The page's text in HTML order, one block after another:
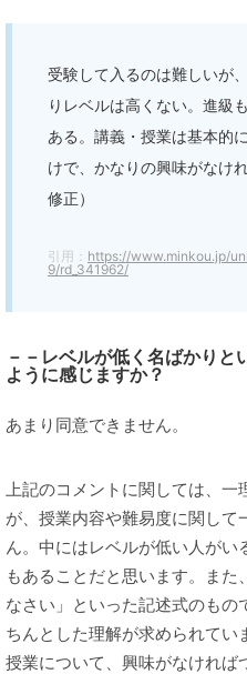
受験して入るのは難しいが
りレベルは高くない。進級
ある。講義・授業は基本的
けで、かなりの興味がなけ
修正）
引用： https://www.minkou.jp/
9/rd_341962/
－－レベルが低く名ばかり
ように感じますか？
あまり同意できません。
上記のコメントに関しては、一
が、授業内容や難易度に関し
ん。中にはレベルが低い人が
もあることだと思います。ま
なさい」といった記述式のもの
ちんとした理解が求められてい
授業について、興味がなけれ